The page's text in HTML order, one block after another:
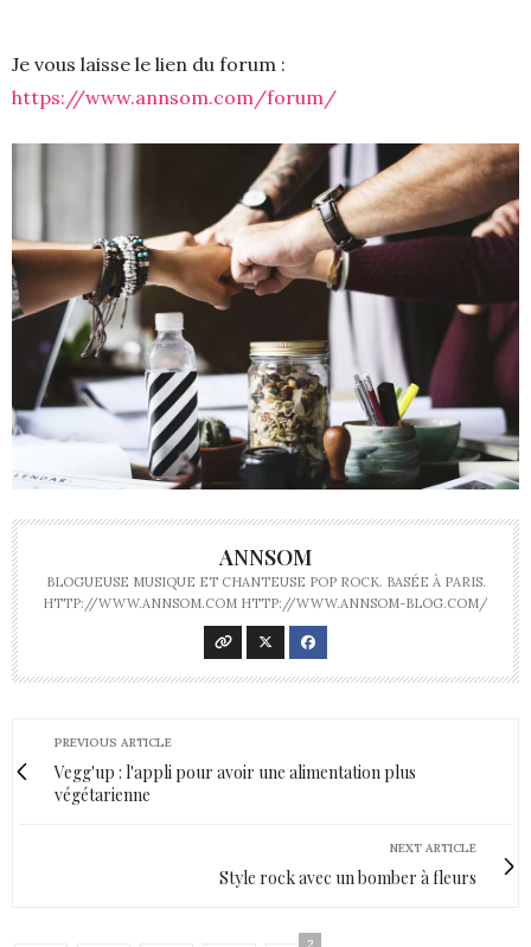
Je vous laisse le lien du forum :
https://www.annsom.com/forum/
ANNSOM
BLOGUEUSE MUSIQUE ET CHANTEUSE POP ROCK. BASÉE À PARIS.
HTTP://WWW.ANNSOM.COM HTTP://WWW.ANNSOM-BLOG.COM/
PREVIOUS ARTICLE
Vegg'up : l'appli pour avoir une alimentation plus
végétarienne
NEXT ARTICLE
Style rock avec un bomber à fleurs